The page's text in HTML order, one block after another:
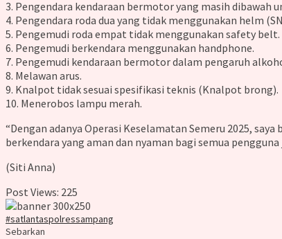
3. Pengendara kendaraan bermotor yang masih dibawah
4. Pengendara roda dua yang tidak menggunakan helm
5. Pengemudi roda empat tidak menggunakan safety belt.
6. Pengemudi berkendara menggunakan handphone.
7. Pengemudi kendaraan bermotor dalam pengaruh
8. Melawan arus.
9. Knalpot tidak sesuai spesifikasi teknis (Knalpot brong).
10. Menerobos lampu merah.
“Dengan adanya Operasi Keselamatan Semeru 2025,
berkendara yang aman dan nyaman bagi semua
(Siti Anna)
Post Views: 225
#satlantaspolressampang
Sebarkan